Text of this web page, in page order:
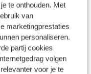
te onthouden. Met
van
marketingprestaties
personaliseren.
partij cookies
volgen
voor je te
inItaliëaltijdde
en ontdekking. Een
waar luxe en
Met je huurauto rijd
charmante dorpjes
keuken proeft.